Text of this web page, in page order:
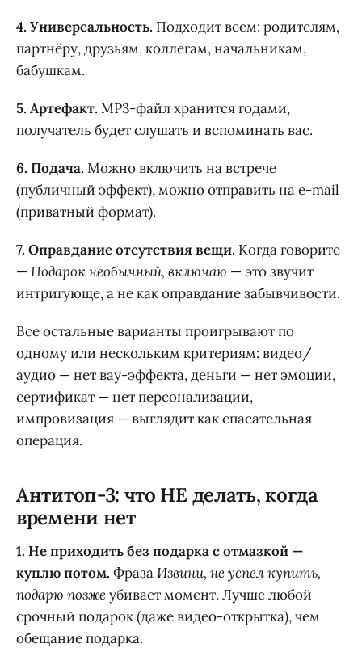
4. Универсальность. Подходит всем: родителям,
партнёру, друзьям, коллегам, начальникам,
бабушкам.
5. Артефакт. MP3-файл хранится годами,
получатель будет слушать и вспоминать вас.
6. Подача. Можно включить на встрече
(публичный эффект), можно отправить на e-mail
(приватный формат).
7. Оправдание отсутствия вещи. Когда говорите
—Подарок необычный, включаю — это звучит
интригующе, а не как оправдание забывчивости.
Все остальные варианты проигрывают по
одному или нескольким критериям: видео/
аудио — нет вау-эффекта, деньги — нет эмоции,
сертификат — нет персонализации,
импровизация — выглядит как спасательная
операция.
Антитоп-3: что НЕ делать, когда
времени нет
1. Не приходить без подарка с отмазкой —
куплю потом. ФразаИзвини, не успел купить,
подарю позжеубивает момент. Лучше любой
срочный подарок (даже видео-открытка), чем
обещание подарка.